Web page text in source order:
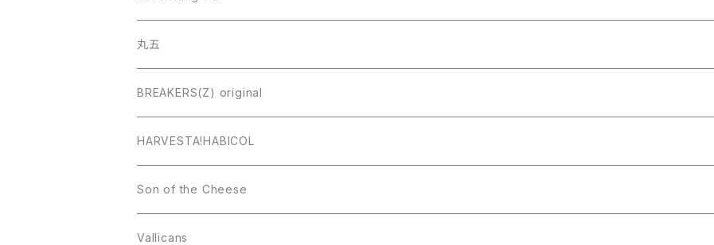
丸五
BREAKERS(Z) original
HARVESTA!HABICOL
Son of the Cheese
Vallicans